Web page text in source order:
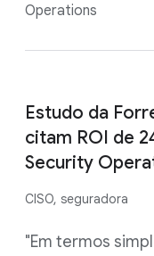
Operations
Estudo da
citam ROI de
Security
CISO, seguradora
"Em termos